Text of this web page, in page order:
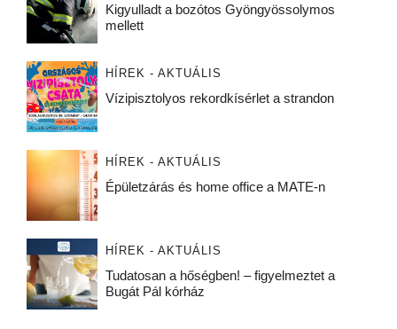
Kigyulladt a bozótos Gyöngyössolymos
mellett
HÍREK - AKTUÁLIS
Vízipisztolyos rekordkísérlet a strandon
HÍREK - AKTUÁLIS
Épületzárás és home office a MATE-n
HÍREK - AKTUÁLIS
Tudatosan a hőségben! – figyelmeztet a
Bugát Pál kórház